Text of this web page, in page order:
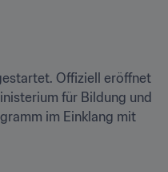
Offiziell eröffnet
für Bildung und
im Einklang mit